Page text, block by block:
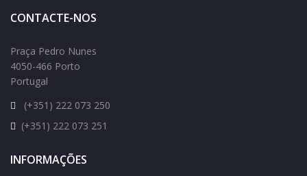
CONTACTE-NOS
Praça Pedro Nunes
4050-466 Porto
Portugal
(+351) 222 073 250
(+351) 222 073 251
INFORMAÇÕES